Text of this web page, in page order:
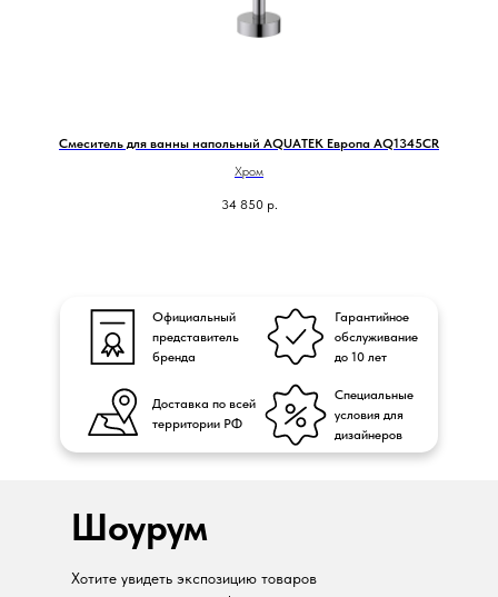
Смеситель для ванны напольный AQUATEK Европа AQ1345CR
Хром
34 850 р.
Официальный
представитель
бренда
Доставка по всей
территории РФ
Гарантийное
обслуживание
до 10 лет
Специальные
условия для
дизайнеров
Шоурум
Хотите увидеть экспозицию товаров